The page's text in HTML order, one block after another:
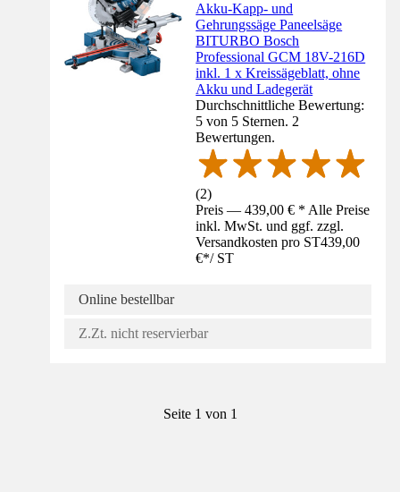
Akku-Kapp- und
Gehrungssäge Paneelsäge
BITURBO Bosch
Professional GCM 18V-216D
inkl. 1 x Kreissägeblatt, ohne
Akku und Ladegerät
Durchschnittliche Bewertung:
5 von 5 Sternen. 2
Bewertungen.
(2)
Preis — 439,00 € * Alle Preise
inkl. MwSt. und ggf. zzgl.
Versandkosten pro ST439,00
€*/ ST
Online bestellbar
Z.Zt. nicht reservierbar
Seite 1 von 1